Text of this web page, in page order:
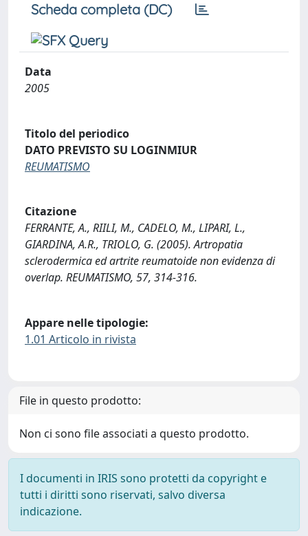
Scheda completa (DC)
Data
2005
Titolo del periodico
DATO PREVISTO SU LOGINMIUR
REUMATISMO
Citazione
FERRANTE, A., RIILI, M., CADELO, M., LIPARI, L.,
GIARDINA, A.R., TRIOLO, G. (2005). Artropatia
sclerodermica ed artrite reumatoide non evidenza di
overlap. REUMATISMO, 57, 314-316.
Appare nelle tipologie:
1.01 Articolo in rivista
File in questo prodotto:
Non ci sono file associati a questo prodotto.
I documenti in IRIS sono protetti da copyright e
tutti i diritti sono riservati, salvo diversa
indicazione.